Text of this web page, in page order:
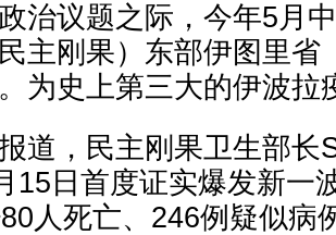
治议题之际，今年5月
主刚果）东部伊图里省
为史上第三大的伊波拉
，民主刚果卫生部长
15日首度证实爆发新一
人死亡、246例疑似病